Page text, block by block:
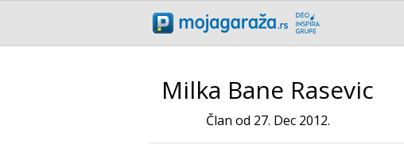
Milka Bane Rasevic
Član od 27. Dec 2012.